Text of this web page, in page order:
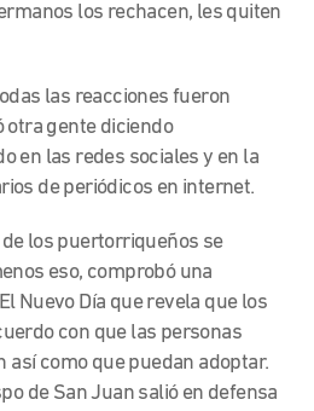
los rechacen, les quiten
las reacciones fueron
otra gente diciendo
en las redes sociales y en la
de periódicos en internet.
de los puertorriqueños se
eso, comprobó una
Nuevo Día que revela que los
con que las personas
así como que puedan adoptar.
de San Juan salió en defensa